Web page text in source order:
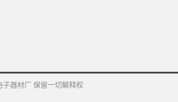
器材厂 保留一切解释权